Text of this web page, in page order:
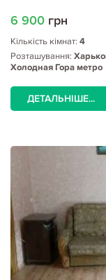
6 900 грн
Кількість кімнат: 4
Розташування:
Холодная Гора метро
ДЕТАЛЬНІШЕ...